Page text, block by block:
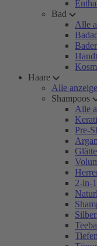
Bad
Alle
Haare
Alle
Shampoos
Alle
Pre-
2-in-